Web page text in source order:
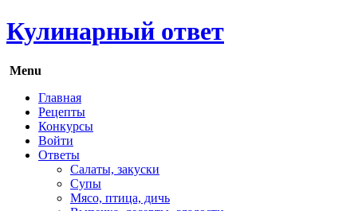
Кулинарный ответ
Menu
Главная
Рецепты
Конкурсы
Войти
Ответы
Салаты, закуски
Супы
Мясо, птица, дичь